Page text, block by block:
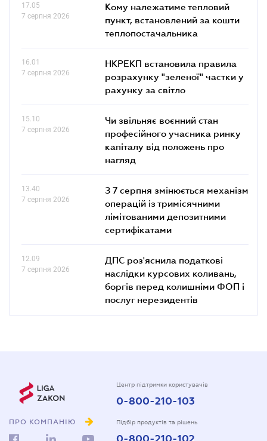
17.05
7 серпня 2026
Кому належатиме тепловий
пункт, встановлений за кошти
теплопостачальника
16.01
7 серпня 2026
НКРЕКП встановила правила
розрахунку "зеленої" частки у
рахунку за світло
15.10
7 серпня 2026
Чи звільняє воєнний стан
професійного учасника ринку
капіталу від положень про
нагляд
13.40
7 серпня 2026
З 7 серпня змінюється механізм
операцій із тримісячними
лімітованими депозитними
сертифікатами
12.09
7 серпня 2026
ДПС роз'яснила податкові
наслідки курсових коливань,
боргів перед колишніми ФОП і
послуг нерезидентів
ПРО КОМПАНІЮ
Центр підтримки користувачів
0-800-210-103
Підбір продуктів та рішень
0-800-210-102